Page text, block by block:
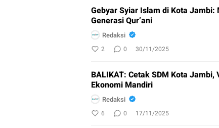
Gebyar Syiar Islam di Kota
Generasi Qur’ani
Redaksi
2 0 30/11/2025
BALIKAT: Cetak SDM Kota
Ekonomi Mandiri
Redaksi
6 0 17/11/2025